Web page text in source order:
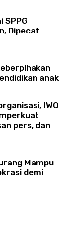
SPPG
Dipecat
anak
IWO
pers, dan
Mampu
demi